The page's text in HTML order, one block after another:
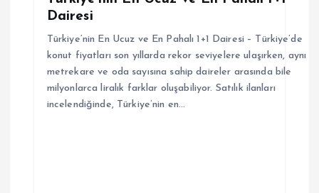
Dairesi
Türkiye’nin En Ucuz ve En Pahalı 1+1 Dairesi – Türkiye’de
konut fiyatları son yıllarda rekor seviyelere ulaşırken, aynı
metrekare ve oda sayısına sahip daireler arasında bile
milyonlarca liralık farklar oluşabiliyor. Satılık ilanları
incelendiğinde, Türkiye’nin en…